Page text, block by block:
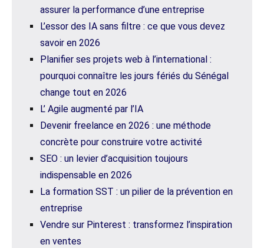
assurer la performance d’une entreprise
L’essor des IA sans filtre : ce que vous devez
savoir en 2026
Planifier ses projets web à l’international :
pourquoi connaître les jours fériés du Sénégal
change tout en 2026
L’ Agile augmenté par l’IA
Devenir freelance en 2026 : une méthode
concrète pour construire votre activité
SEO : un levier d’acquisition toujours
indispensable en 2026
La formation SST : un pilier de la prévention en
entreprise
Vendre sur Pinterest : transformez l’inspiration
en ventes